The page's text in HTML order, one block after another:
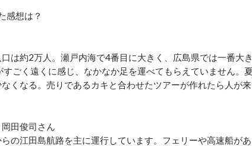
感想は？
は約2万人。瀬戸内海で4番目に大きく、広島県では一番大
ごく遠くに感じ、なかなか足を運べてもらえていません。
くなる。売りであるカキと合わせたツアーが作れたら人が
田俊司さん
の江田島航路を主に運行しています。フェリーや高速船が